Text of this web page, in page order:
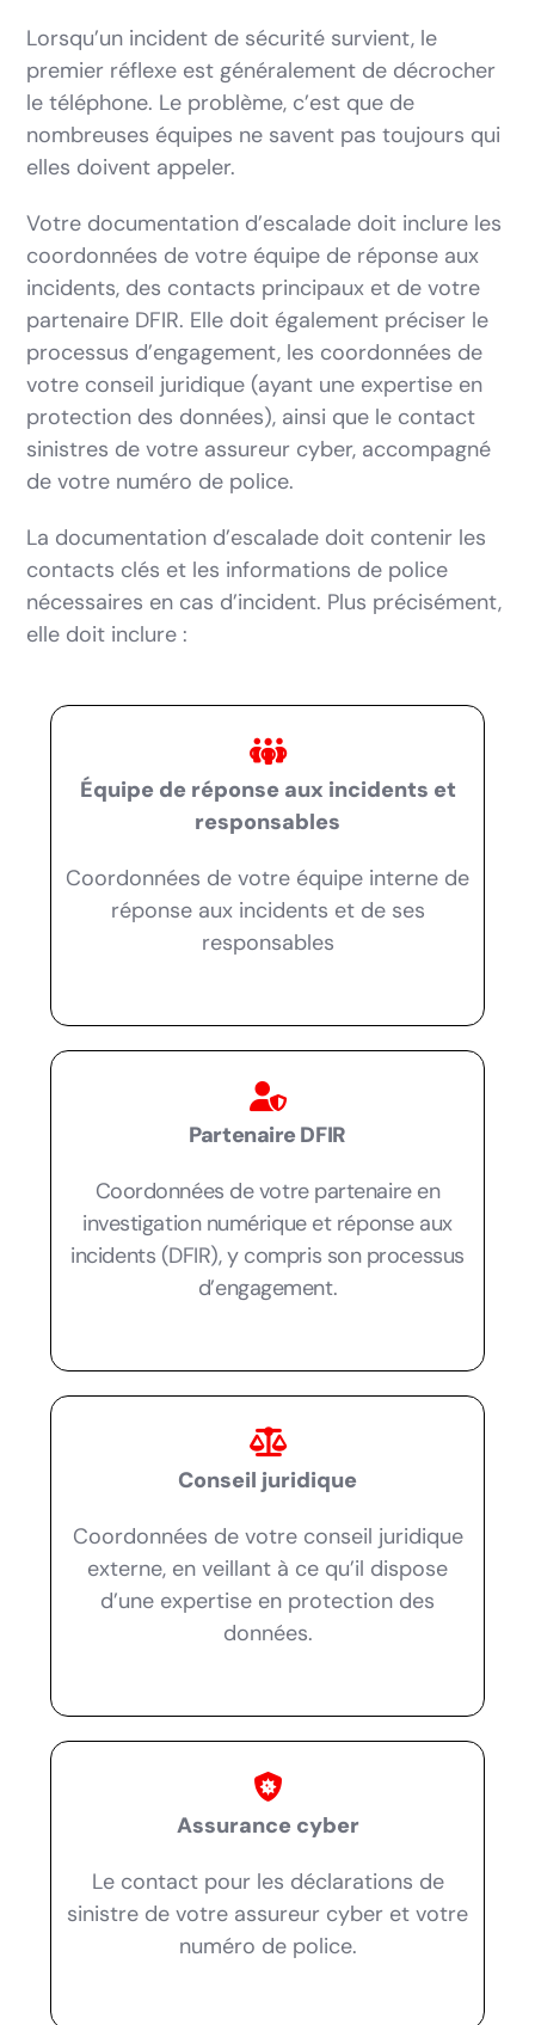
Lorsqu’un incident de sécurité survient, le
premier réflexe est généralement de décrocher
le téléphone. Le problème, c’est que de
nombreuses équipes ne savent pas toujours qui
elles doivent appeler.
Votre documentation d’escalade doit inclure les
coordonnées de votre équipe de réponse aux
incidents, des contacts principaux et de votre
partenaire DFIR. Elle doit également préciser le
processus d’engagement, les coordonnées de
votre conseil juridique (ayant une expertise en
protection des données), ainsi que le contact
sinistres de votre assureur cyber, accompagné
de votre numéro de police.
La documentation d’escalade doit contenir les
contacts clés et les informations de police
nécessaires en cas d’incident. Plus précisément,
elle doit inclure :
Équipe de réponse aux incidents et
responsables
Coordonnées de votre équipe interne de
réponse aux incidents et de ses
responsables
Partenaire DFIR
Coordonnées de votre partenaire en
investigation numérique et réponse aux
incidents (DFIR), y compris son processus
d’engagement.
Conseil juridique
Coordonnées de votre conseil juridique
externe, en veillant à ce qu’il dispose
d’une expertise en protection des
données.
Assurance cyber
Le contact pour les déclarations de
sinistre de votre assureur cyber et votre
numéro de police.